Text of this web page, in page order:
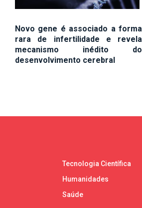
Novo gene é associado a forma
rara de infertilidade e revela
mecanismo inédito do
desenvolvimento cerebral
Tecnologia Científica
Humanidades
Saúde